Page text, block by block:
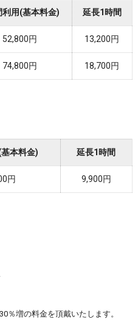
利用(基本料金) 延長1時間
52,800円 13,200円
74,800円 18,700円
本料金) 延長1時間
円 9,900円
％増の料金を頂戴いたします。